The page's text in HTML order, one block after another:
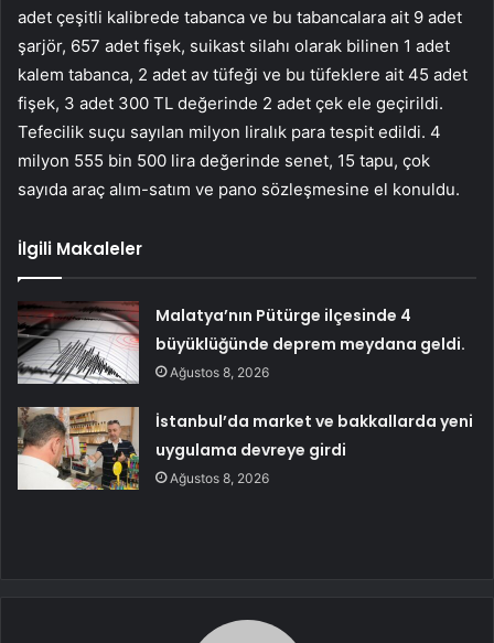
adet çeşitli kalibrede tabanca ve bu tabancalara ait 9 adet
şarjör, 657 adet fişek, suikast silahı olarak bilinen 1 adet
kalem tabanca, 2 adet av tüfeği ve bu tüfeklere ait 45 adet
fişek, 3 adet 300 TL değerinde 2 adet çek ele geçirildi.
Tefecilik suçu sayılan milyon liralık para tespit edildi. 4
milyon 555 bin 500 lira değerinde senet, 15 tapu, çok
sayıda araç alım-satım ve pano sözleşmesine el konuldu.
İlgili Makaleler
Malatya’nın Pütürge ilçesinde 4
büyüklüğünde deprem meydana geldi.
Ağustos 8, 2026
İstanbul’da market ve bakkallarda yeni
uygulama devreye girdi
Ağustos 8, 2026